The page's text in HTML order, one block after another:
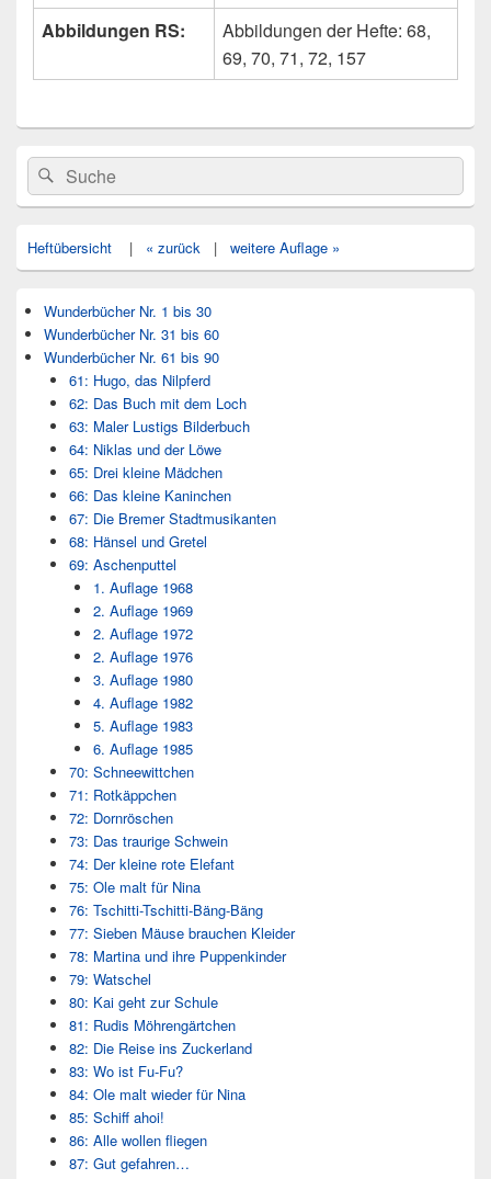
Abbildungen RS:
Abbildungen der Hefte: 68,
69, 70, 71, 72, 157
Primärer
Seitenleisten
Widget-
Bereich
Search
for:
Suche
Heftübersicht | « zurück | weitere Auflage »
Wunderbücher Nr. 1 bis 30
Wunderbücher Nr. 31 bis 60
Wunderbücher Nr. 61 bis 90
61: Hugo, das Nilpferd
62: Das Buch mit dem Loch
63: Maler Lustigs Bilderbuch
64: Niklas und der Löwe
65: Drei kleine Mädchen
66: Das kleine Kaninchen
67: Die Bremer Stadtmusikanten
68: Hänsel und Gretel
69: Aschenputtel
1. Auflage 1968
2. Auflage 1969
2. Auflage 1972
2. Auflage 1976
3. Auflage 1980
4. Auflage 1982
5. Auflage 1983
6. Auflage 1985
70: Schneewittchen
71: Rotkäppchen
72: Dornröschen
73: Das traurige Schwein
74: Der kleine rote Elefant
75: Ole malt für Nina
76: Tschitti-Tschitti-Bäng-Bäng
77: Sieben Mäuse brauchen Kleider
78: Martina und ihre Puppenkinder
79: Watschel
80: Kai geht zur Schule
81: Rudis Möhrengärtchen
82: Die Reise ins Zuckerland
83: Wo ist Fu-Fu?
84: Ole malt wieder für Nina
85: Schiff ahoi!
86: Alle wollen fliegen
87: Gut gefahren…